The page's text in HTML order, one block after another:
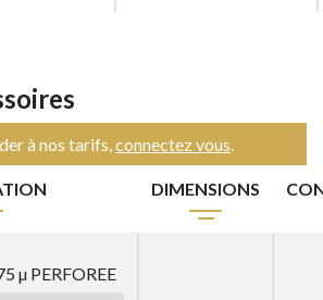
à nos tarifs,connectez vous.
DIMENSIONS
µ PERFOREE